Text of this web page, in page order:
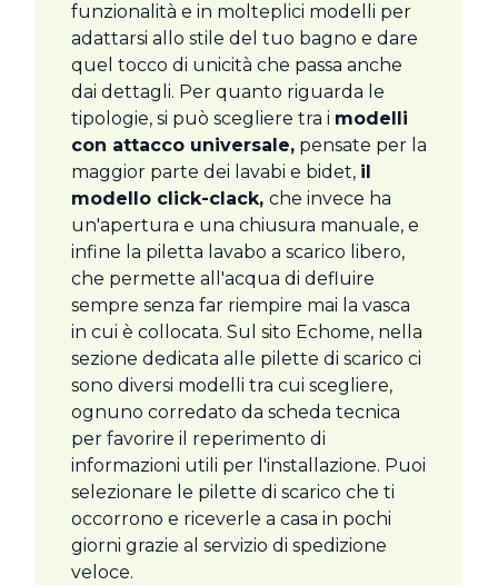
funzionalità e in molteplici modelli per
adattarsi allo stile del tuo bagno e dare
quel tocco di unicità che passa anche
dai dettagli. Per quanto riguarda le
tipologie, si può scegliere tra i modelli
con attacco universale, pensate per la
maggior parte dei lavabi e bidet, il
modello click-clack, che invece ha
un'apertura e una chiusura manuale, e
infine la piletta lavabo a scarico libero,
che permette all'acqua di defluire
sempre senza far riempire mai la vasca
in cui è collocata. Sul sito Echome, nella
sezione dedicata alle pilette di scarico ci
sono diversi modelli tra cui scegliere,
ognuno corredato da scheda tecnica
per favorire il reperimento di
informazioni utili per l'installazione. Puoi
selezionare le pilette di scarico che ti
occorrono e riceverle a casa in pochi
giorni grazie al servizio di spedizione
veloce.